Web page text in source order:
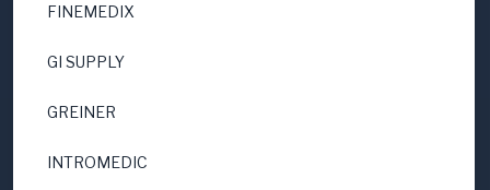
FINEMEDIX
GI SUPPLY
GREINER
INTROMEDIC